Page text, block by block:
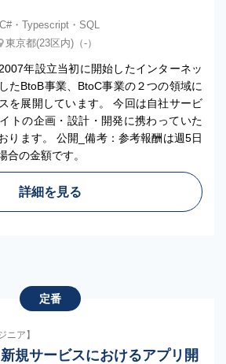
・Typescript・SQL
東京都(23区内)（-）
年設立当初に開始したインターネッ
たBtoB事業、BtoC事業の２つの領域に
を展開しています。 今回は自社サービ
トの企画・設計・開発に携わっていた
ります。 公開_備考：参考報酬は週5日
合の金額です。
詳細を見る
定番
ニア】
規サービスにおけるアプリ開